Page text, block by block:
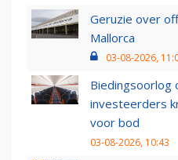
Geruzie over
Mallorca
03-08-2026,
Biedingsoorlog
investeerders
voor bod
03-08-2026, 10:43